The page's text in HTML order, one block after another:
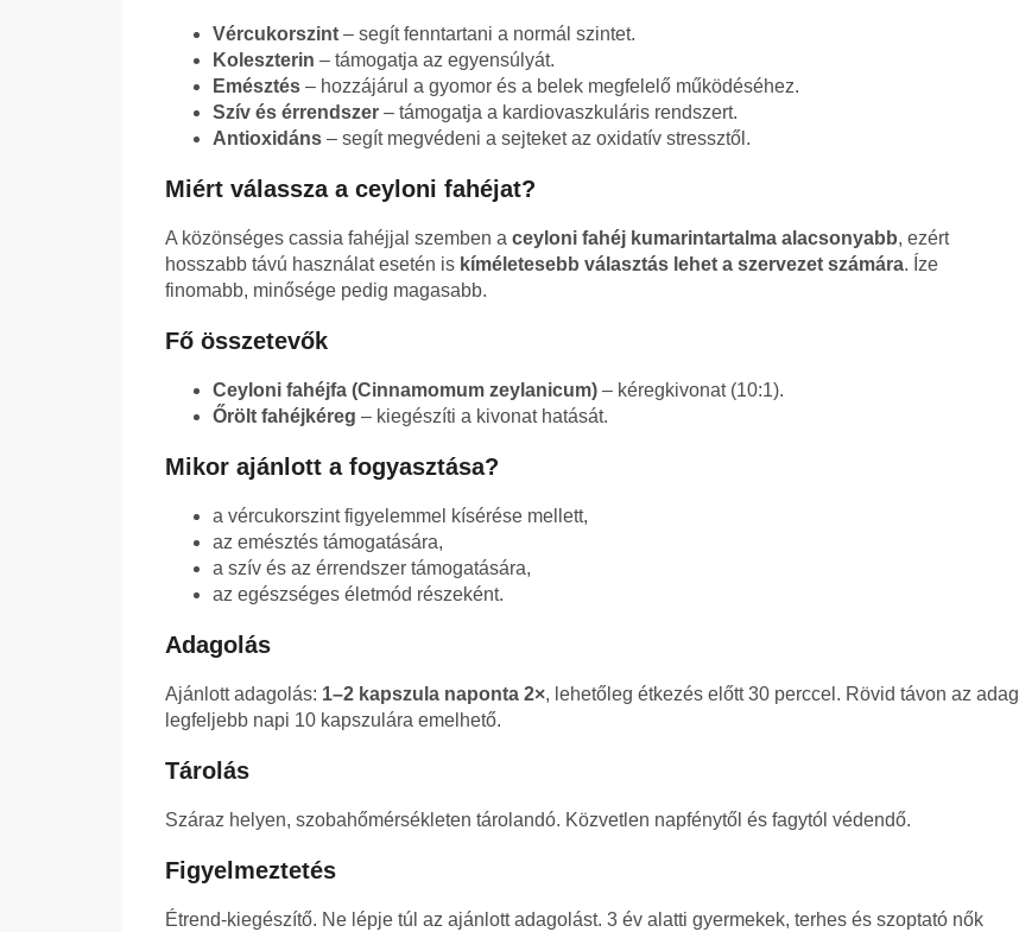
Vércukorszint – segít fenntartani a normál szintet.
Koleszterin – támogatja az egyensúlyát.
Emésztés – hozzájárul a gyomor és a belek megfelelő működéséhez.
Szív és érrendszer – támogatja a kardiovaszkuláris rendszert.
Antioxidáns – segít megvédeni a sejteket az oxidatív stressztől.
Miért válassza a ceyloni fahéjat?
A közönséges cassia fahéjjal szemben a ceyloni fahéj kumarintartalma alacsonyabb, ezért
hosszabb távú használat esetén is kíméletesebb választás lehet a szervezet számára. Íze
finomabb, minősége pedig magasabb.
Fő összetevők
Ceyloni fahéjfa (Cinnamomum zeylanicum) – kéregkivonat (10:1).
Őrölt fahéjkéreg – kiegészíti a kivonat hatását.
Mikor ajánlott a fogyasztása?
a vércukorszint figyelemmel kísérése mellett,
az emésztés támogatására,
a szív és az érrendszer támogatására,
az egészséges életmód részeként.
Adagolás
Ajánlott adagolás: 1–2 kapszula naponta 2×, lehetőleg étkezés előtt 30 perccel. Rövid távon az adag
legfeljebb napi 10 kapszulára emelhető.
Tárolás
Száraz helyen, szobahőmérsékleten tárolandó. Közvetlen napfénytől és fagytól védendő.
Figyelmeztetés
Étrend-kiegészítő. Ne lépje túl az ajánlott adagolást. 3 év alatti gyermekek, terhes és szoptató nők